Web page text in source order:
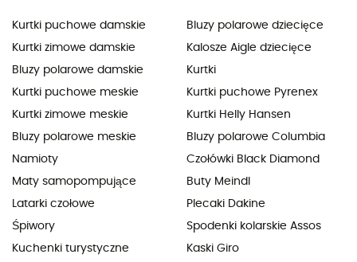
Kurtki puchowe damskie
Kurtki zimowe damskie
Bluzy polarowe damskie
Kurtki puchowe meskie
Kurtki zimowe meskie
Bluzy polarowe meskie
Namioty
Maty samopompujące
Latarki czołowe
Śpiwory
Kuchenki turystyczne
Bluzy polarowe dziecięce
Kalosze Aigle dziecięce
Kurtki
Kurtki puchowe Pyrenex
Kurtki Helly Hansen
Bluzy polarowe Columbia
Czołówki Black Diamond
Buty Meindl
Plecaki Dakine
Spodenki kolarskie Assos
Kaski Giro